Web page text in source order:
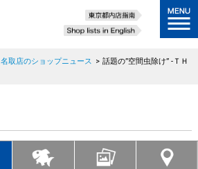
名取店のショップニュース > 話題の”空間虫除け” ‐ＴＨ